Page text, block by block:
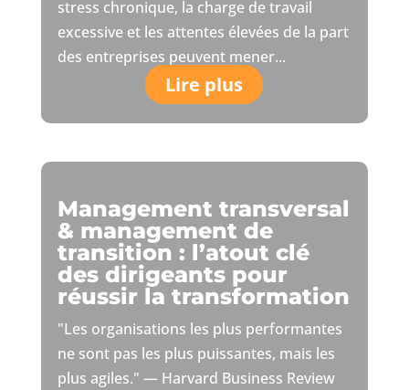
stress chronique, la charge de travail
excessive et les attentes élevées de la part
des entreprises peuvent mener...
Lire plus
Management transversal
& management de
transition : l’atout clé
des dirigeants pour
réussir la transformation
"Les organisations les plus performantes
ne sont pas les plus puissantes, mais les
plus agiles." — Harvard Business Review